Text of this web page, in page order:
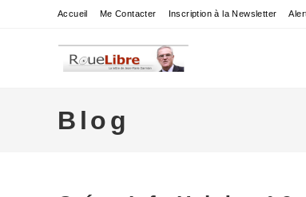
Accueil Me Contacter Inscription à la Newsletter
Blog